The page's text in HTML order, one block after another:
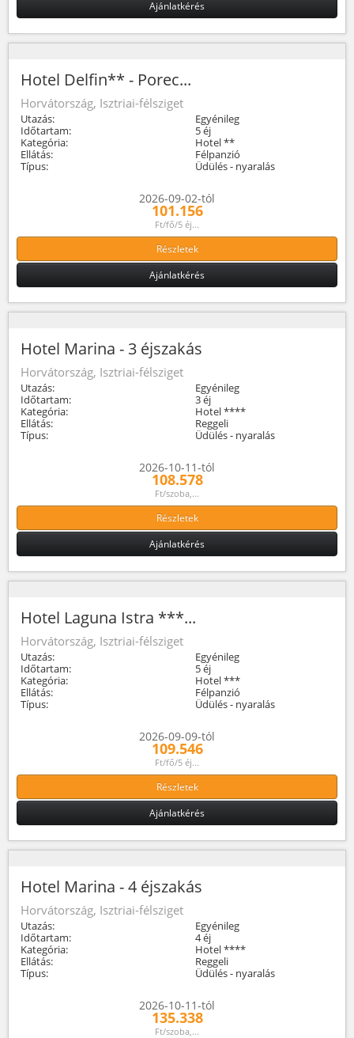
Ajánlatkérés
Hotel Delfin** - Porec...
Horvátország, Isztriai-félsziget
Utazás:
Egyénileg
Időtartam:
5 éj
Kategória:
Hotel **
Ellátás:
Félpanzió
Típus:
Üdülés - nyaralás
2026-09-02-tól
101.156
Ft/fő/5 éj...
Részletek
Ajánlatkérés
Hotel Marina - 3 éjszakás
Horvátország, Isztriai-félsziget
Utazás:
Egyénileg
Időtartam:
3 éj
Kategória:
Hotel ****
Ellátás:
Reggeli
Típus:
Üdülés - nyaralás
2026-10-11-tól
108.578
Ft/szoba,...
Részletek
Ajánlatkérés
Hotel Laguna Istra ***...
Horvátország, Isztriai-félsziget
Utazás:
Egyénileg
Időtartam:
5 éj
Kategória:
Hotel ***
Ellátás:
Félpanzió
Típus:
Üdülés - nyaralás
2026-09-09-tól
109.546
Ft/fő/5 éj...
Részletek
Ajánlatkérés
Hotel Marina - 4 éjszakás
Horvátország, Isztriai-félsziget
Utazás:
Egyénileg
Időtartam:
4 éj
Kategória:
Hotel ****
Ellátás:
Reggeli
Típus:
Üdülés - nyaralás
2026-10-11-tól
135.338
Ft/szoba,...